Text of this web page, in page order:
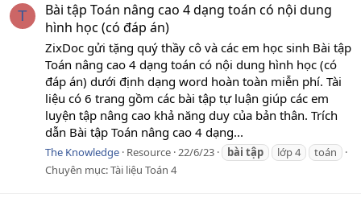
T
Bài tập Toán nâng cao 4 dạng toán có nội dung
hình học (có đáp án)
ZixDoc gửi tặng quý thầy cô và các em học sinh Bài tập
Toán nâng cao 4 dạng toán có nội dung hình học (có
đáp án) dưới định dạng word hoàn toàn miễn phí. Tài
liệu có 6 trang gồm các bài tập tự luận giúp các em
luyện tập nâng cao khả năng duy của bản thân. Trích
dẫn Bài tập Toán nâng cao 4 dạng...
The Knowledge Resource 22/6/23 bài tập lớp 4
toán
Chuyên mục:Tài liệu Toán 4